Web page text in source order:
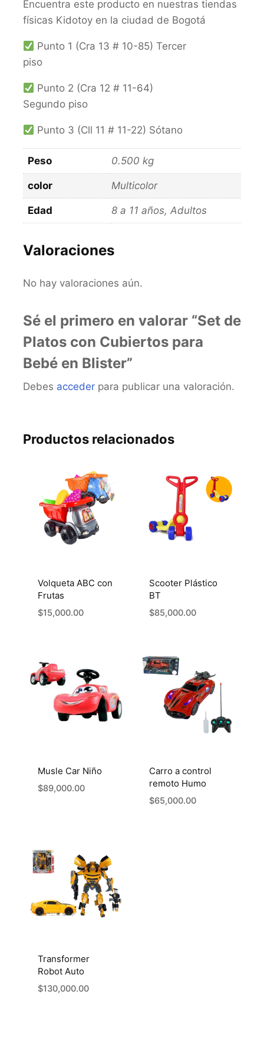
Encuentra este producto en nuestras tiendas
físicas Kidotoy en la ciudad de Bogotá
Punto 1 (Cra 13 # 10-85) Tercer
piso
Punto 2 (Cra 12 # 11-64)
Segundo piso
Punto 3 (Cll 11 # 11-22) Sótano
Peso 0.500 kg
color Multicolor
Edad 8 a 11 años, Adultos
Valoraciones
No hay valoraciones aún.
Sé el primero en valorar “Set de
Platos con Cubiertos para
Bebé en Blister”
Debes acceder para publicar una valoración.
Productos relacionados
Volqueta ABC con
Frutas
$15,000.00
Scooter Plástico
BT
$85,000.00
Musle Car Niño
$89,000.00
Carro a control
remoto Humo
$65,000.00
Transformer
Robot Auto
$130,000.00